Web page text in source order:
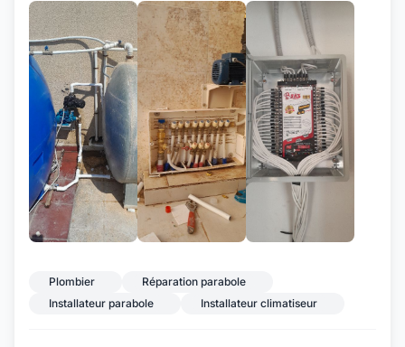
Plombier
Réparation parabole
Installateur parabole
Installateur climatiseur